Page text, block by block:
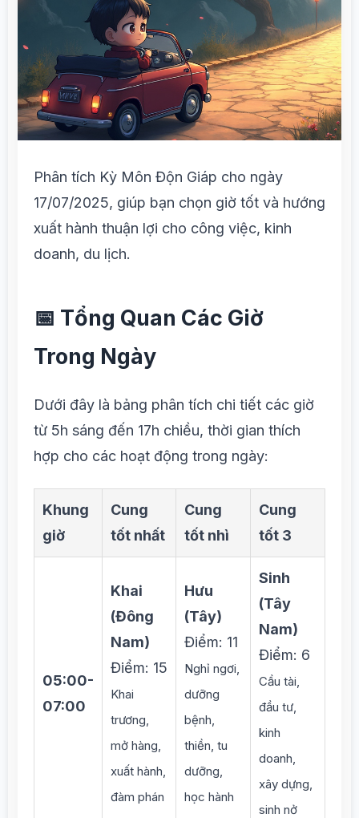
Phân tích Kỳ Môn Độn Giáp cho ngày
17/07/2025, giúp bạn chọn giờ tốt và hướng
xuất hành thuận lợi cho công việc, kinh
doanh, du lịch.
📅 Tổng Quan Các Giờ
Trong Ngày
Dưới đây là bảng phân tích chi tiết các giờ
từ 5h sáng đến 17h chiều, thời gian thích
hợp cho các hoạt động trong ngày:
Khung
giờ
Cung
tốt nhất
Cung
tốt nhì
Cung
tốt 3
05:00-
07:00
Khai
(Đông
Nam)
Điểm: 15
Khai
trương,
mở hàng,
xuất hành,
đàm phán
Hưu
(Tây)
Điểm: 11
Nghỉ ngơi,
dưỡng
bệnh,
thiền, tu
dưỡng,
học hành
Sinh
(Tây
Nam)
Điểm: 6
Cầu tài,
đầu tư,
kinh
doanh,
xây dựng,
sinh nở